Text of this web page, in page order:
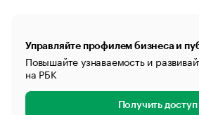
Управляйте профилем бизнеса и
Повышайте узнаваемость и
на РБК
Получить доступ